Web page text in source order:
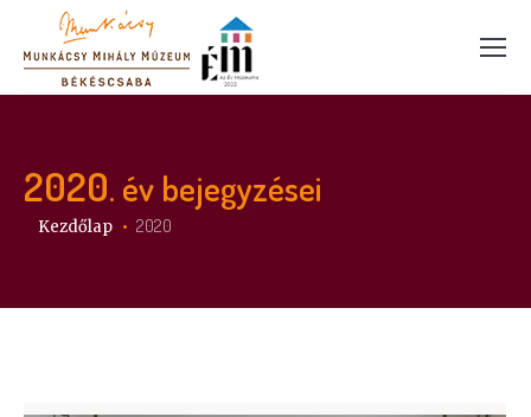
2020. év bejegyzései
Itt vagy:
Kezdőlap 2020